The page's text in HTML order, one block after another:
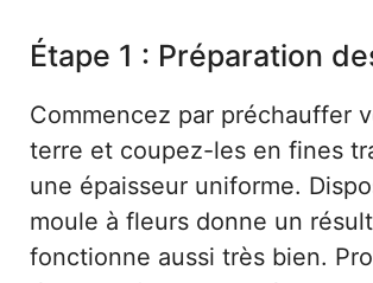
Étape 1 : Préparation
Commencez par préchauffer
terre et coupez-les en fines
une épaisseur uniforme.
moule à fleurs donne un
fonctionne aussi très bien.